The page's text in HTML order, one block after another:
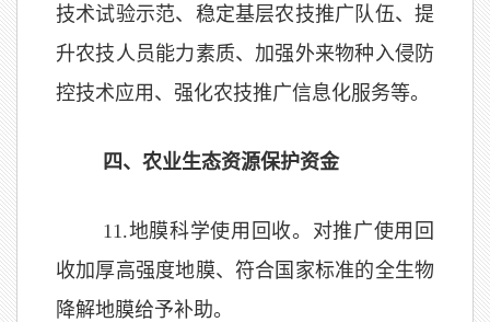
技术试验示范、稳定基层农技推广队伍、提
升农技人员能力素质、加强外来物种入侵防
控技术应用、强化农技推广信息化服务等。
四、农业生态资源保护资金
11.地膜科学使用回收。对推广使用回
收加厚高强度地膜、符合国家标准的全生物
降解地膜给予补助。